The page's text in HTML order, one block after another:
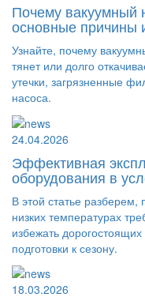
Почему вакуумный
основные причины
Узнайте, почему
тянет или долго
утечки, загрязненные
насоса.
24.04.2026
Эффективная
оборудования в
В этой статье
низких температурах
избежать
подготовки к сезону.
18.03.2026